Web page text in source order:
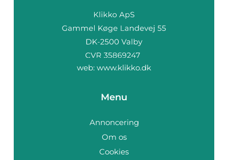
web: www.klikko.dk
Menu
Annoncering
Om os
Cookies